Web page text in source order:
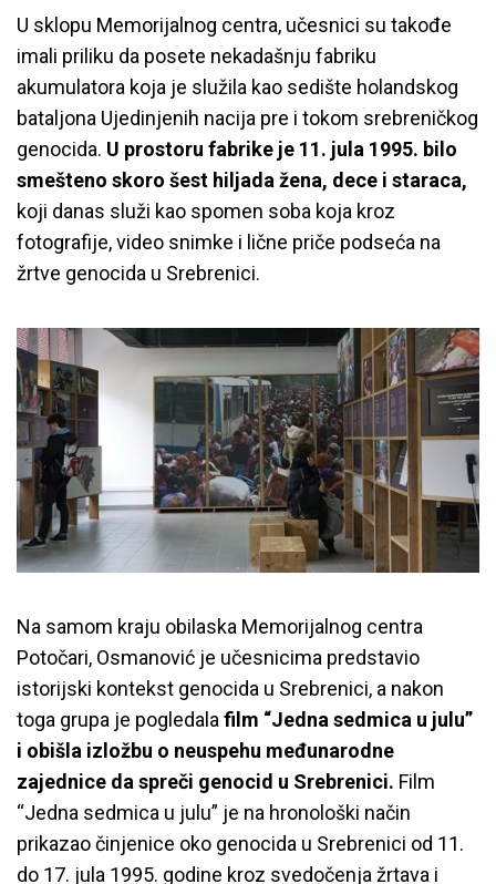
U sklopu Memorijalnog centra, učesnici su takođe
imali priliku da posete nekadašnju fabriku
akumulatora koja je služila kao sedište holandskog
bataljona Ujedinjenih nacija pre i tokom srebreničkog
genocida. U prostoru fabrike je 11. jula 1995. bilo
smešteno skoro šest hiljada žena, dece i staraca,
koji danas služi kao spomen soba koja kroz
fotografije, video snimke i lične priče podseća na
žrtve genocida u Srebrenici.
Na samom kraju obilaska Memorijalnog centra
Potočari, Osmanović je učesnicima predstavio
istorijski kontekst genocida u Srebrenici, a nakon
toga grupa je pogledalafilm “Jedna sedmica u julu”
i obišla izložbu o neuspehu međunarodne
zajednice da spreči genocid u Srebrenici. Film
“Jedna sedmica u julu” je na hronološki način
prikazao činjenice oko genocida u Srebrenici od 11.
do 17. jula 1995. godine kroz svedočenja žrtava i